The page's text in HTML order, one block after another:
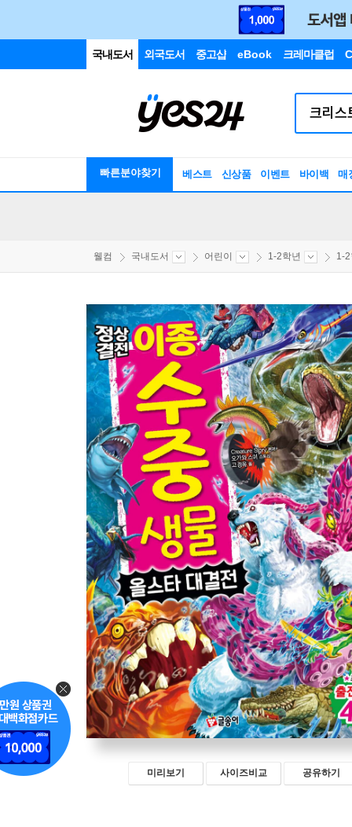
국내도서 외국도서 중고샵 eBook 크레마클럽
빠른분야찾기 베스트 신상품 이벤트 바이백 매
웰컴 국내도서 어린이 1-2학년 1-
미리보기 사이즈비교 공유하기